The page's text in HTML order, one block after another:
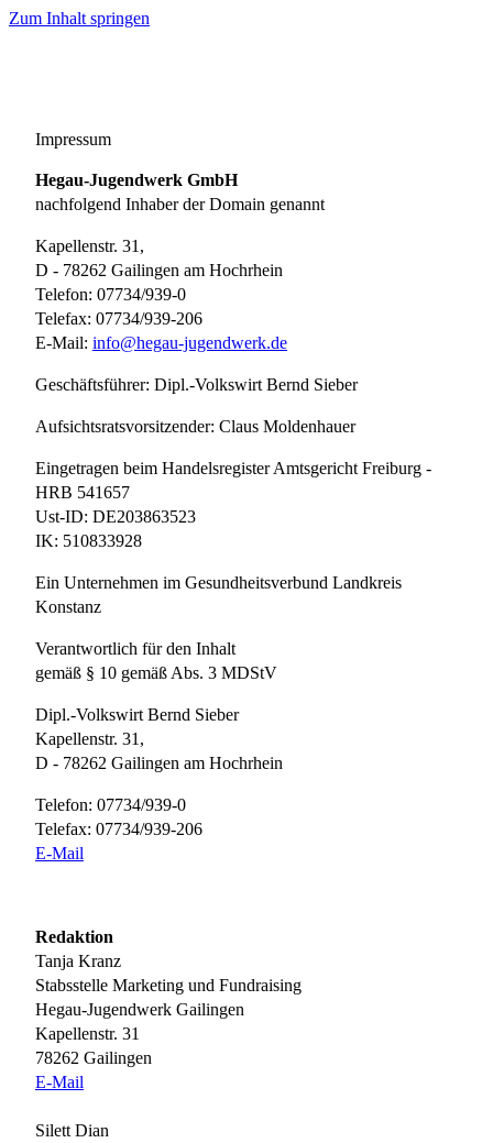
Zum Inhalt springen
Impressum
Hegau-Jugendwerk GmbH
nachfolgend Inhaber der Domain genannt
Kapellenstr. 31,
D - 78262 Gailingen am Hochrhein
Telefon: 07734/939-0
Telefax: 07734/939-206
E-Mail: info@hegau-jugendwerk.de
Geschäftsführer: Dipl.-Volkswirt Bernd Sieber
Aufsichtsratsvorsitzender: Claus Moldenhauer
Eingetragen beim Handelsregister Amtsgericht Freiburg -
HRB 541657
Ust-ID: DE203863523
IK: 510833928
Ein Unternehmen im Gesundheitsverbund Landkreis
Konstanz
Verantwortlich für den Inhalt
gemäß § 10 gemäß Abs. 3 MDStV
Dipl.-Volkswirt Bernd Sieber
Kapellenstr. 31,
D - 78262 Gailingen am Hochrhein
Telefon: 07734/939-0
Telefax: 07734/939-206
E-Mail
Redaktion
Tanja Kranz
Stabsstelle Marketing und Fundraising
Hegau-Jugendwerk Gailingen
Kapellenstr. 31
78262 Gailingen
E-Mail
Silett Dian